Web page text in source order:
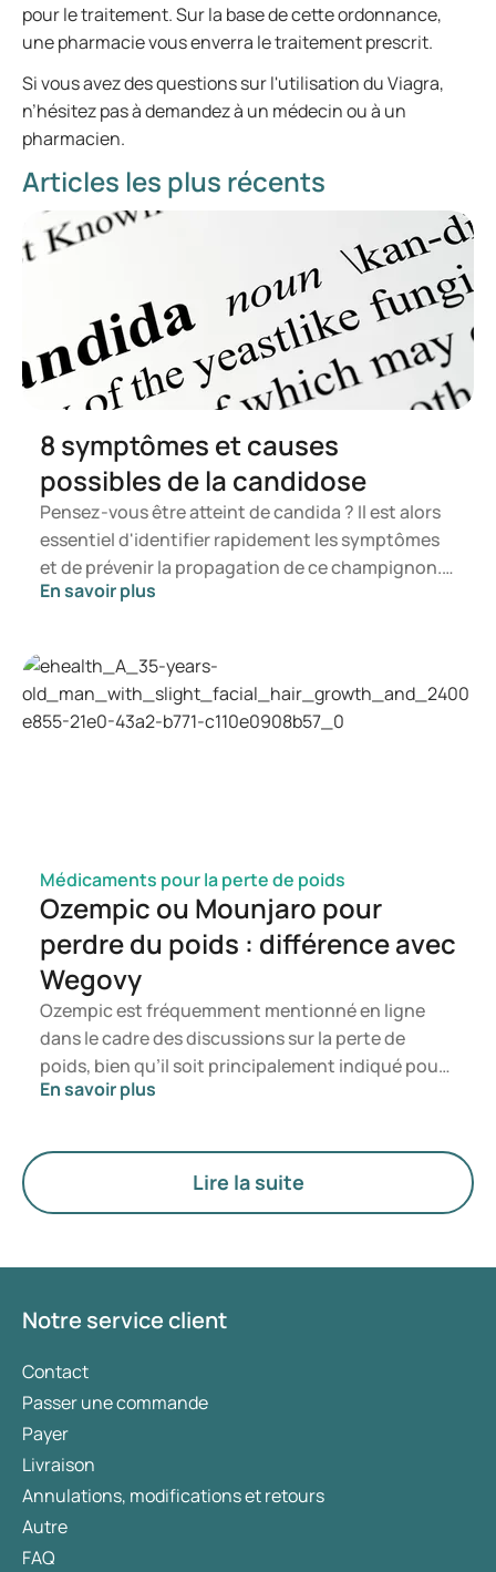
pour le traitement. Sur la base de cette ordonnance,
une pharmacie vous enverra le traitement prescrit.
Si vous avez des questions sur l'utilisation du Viagra,
n’hésitez pas à demandez à un médecin ou à un
pharmacien.
Articles les plus récents
8 symptômes et causes
possibles de la candidose
Pensez-vous être atteint de candida ? Il est alors
essentiel d'identifier rapidement les symptômes
et de prévenir la propagation de ce champignon.
Dans cet article, vous apprendrez ce qu'est le
développer. Vous serez ainsi en mesure de
déterminer à quel moment il est opportun de
consulter un professionnel de santé.
En savoir plus
Médicaments pour la perte de poids
Ozempic ou Mounjaro pour
perdre du poids : différence avec
Wegovy
Ozempic est fréquemment mentionné en ligne
dans le cadre des discussions sur la perte de
poids, bien qu’il soit principalement indiqué pour
le traitement du diabète de type 2. Si vous
à la gestion du poids, des médicaments tels que
Mounjaro et Wegovy sont généralement
privilégiés. Le choix du traitement le plus adapté
d’utilisation de médicaments.
En savoir plus
Lire la suite
Notre service client
Contact
Passer une commande
Payer
Livraison
Annulations, modifications et retours
Autre
FAQ